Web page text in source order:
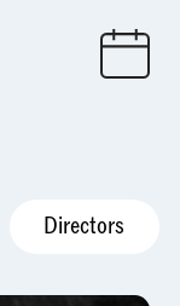
Directors